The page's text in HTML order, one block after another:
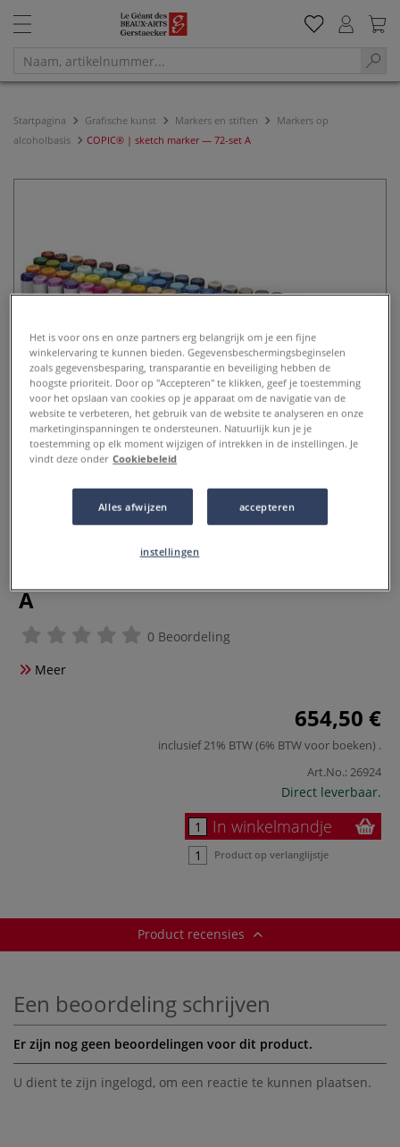
Startpagina Grafische kunst Markers en stiften
Markers op
alcoholbasis
COPIC® | sketch marker — 72-set A
A
0 Beoordeling
Meer
654,50 €
inclusief 21% BTW (6% BTW voor boeken) .
Art.No.:26924
Direct leverbaar.
In winkelmandje
Product op verlanglijstje
Product recensies
Een beoordeling schrijven
Er zijn nog geen beoordelingen voor dit product.
U dient te zijn ingelogd, om een reactie te kunnen plaatsen.
Het is voor ons en onze partners erg belangrijk om je een fijne
winkelervaring te kunnen bieden. Gegevensbeschermingsbeginselen
zoals gegevensbesparing, transparantie en beveiliging hebben de
hoogste prioriteit. Door op "Accepteren" te klikken, geef je toestemming
voor het opslaan van cookies op je apparaat om de navigatie van de
website te verbeteren, het gebruik van de website te analyseren en onze
marketinginspanningen te ondersteunen. Natuurlijk kun je je
toestemming op elk moment wijzigen of intrekken in de instellingen. Je
vindt deze onder Cookiebeleid
Alles afwijzen accepteren
instellingen